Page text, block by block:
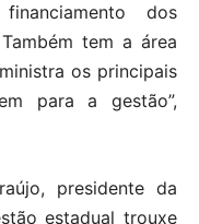
dos
tem a área
os principais
para a gestão”,
presidente da
estadual trouxe